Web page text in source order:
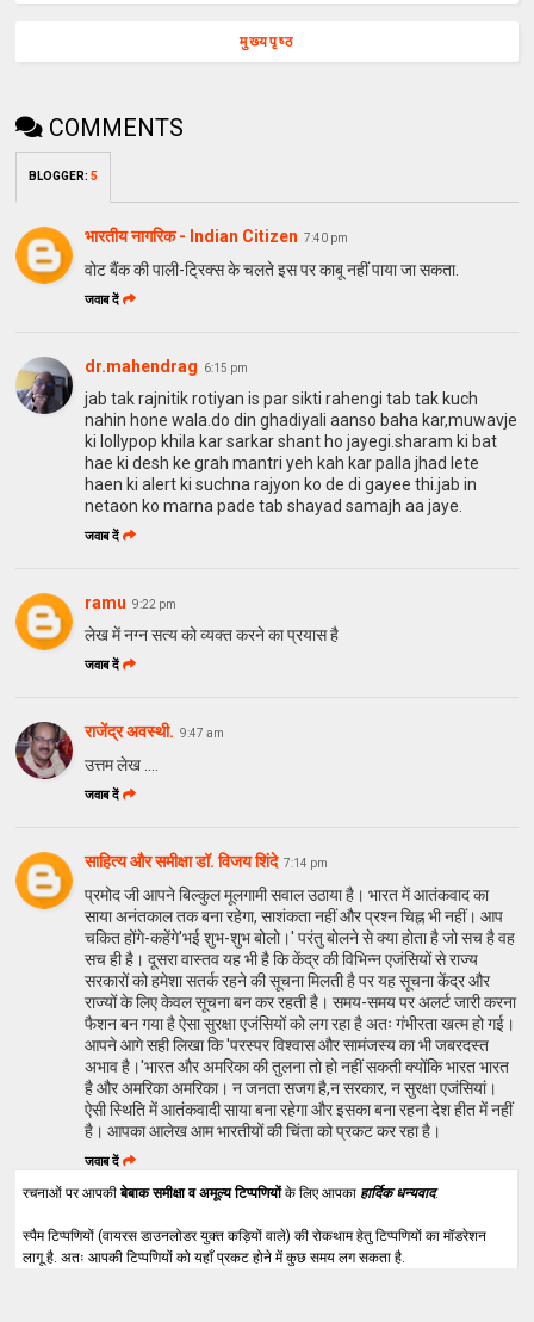
मुख्यपृष्ठ
COMMENTS
BLOGGER:5
भारतीय नागरिक - Indian Citizen 7:40 pm
वोट बैंक की पाली-ट्रिक्स के चलते इस पर काबू नहीं पाया जा सकता.
जवाब दें
dr.mahendrag 6:15 pm
jab tak rajnitik rotiyan is par sikti rahengi tab tak kuch
nahin hone wala.do din ghadiyali aanso baha kar,muwavje
ki lollypop khila kar sarkar shant ho jayegi.sharam ki bat
hae ki desh ke grah mantri yeh kah kar palla jhad lete
haen ki alert ki suchna rajyon ko de di gayee thi.jab in
netaon ko marna pade tab shayad samajh aa jaye.
जवाब दें
ramu 9:22 pm
लेख में नग्न सत्य को व्यक्त करने का प्रयास है
जवाब दें
राजेंद्र अवस्थी. 9:47 am
उत्तम लेख ....
जवाब दें
साहित्य और समीक्षा डॉ. विजय शिंदे 7:14 pm
प्रमोद जी आपने बिल्कुल मूलगामी सवाल उठाया है। भारत में आतंकवाद का
साया अनंतकाल तक बना रहेगा, साशंकता नहीं और प्रश्न चिह्न भी नहीं। आप
चकित होंगे-कहेंगे'भई शुभ-शुभ बोलो।' परंतु बोलने से क्या होता है जो सच है वह
सच ही है। दूसरा वास्तव यह भी है कि केंद्र की विभिन्न एजंसियों से राज्य
सरकारों को हमेशा सतर्क रहने की सूचना मिलती है पर यह सूचना केंद्र और
राज्यों के लिए केवल सूचना बन कर रहती है। समय-समय पर अलर्ट जारी करना
फैशन बन गया है ऐसा सुरक्षा एजंसियों को लग रहा है अतः गंभीरता खत्म हो गई।
आपने आगे सही लिखा कि 'परस्‍पर विश्‍वास और सामंजस्‍य का भी जबरदस्‍त
अभाव है।'भारत और अमरिका की तुलना तो हो नहीं सकती क्योंकि भारत भारत
है और अमरिका अमरिका। न जनता सजग है,न सरकार, न सुरक्षा एजंसियां।
ऐसी स्थिति में आतंकवादी साया बना रहेगा और इसका बना रहना देश हीत में नहीं
है। आपका आलेख आम भारतीयों की चिंता को प्रकट कर रहा है।
जवाब दें
रचनाओं पर आपकीबेबाक समीक्षा व अमूल्य टिप्पणियोंके लिए आपका हार्दिक धन्यवाद.
स्पैम टिप्पणियों (वायरस डाउनलोडर युक्त कड़ियों वाले) की रोकथाम हेतु टिप्पणियों का मॉडरेशन
लागू है. अतः आपकी टिप्पणियों को यहाँ प्रकट होने में कुछ समय लग सकता है.